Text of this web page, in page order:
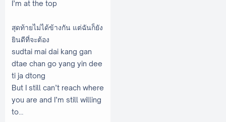
I’m at the top
สุดท้ายไม่ได้ข้างกัน แต่ฉันก็ยัง
ยินดีที่จะต้อง
sudtai mai dai kang gan
dtae chan go yang yin dee
ti ja dtong
But I still can’t reach where
you are and I’m still willing
to…